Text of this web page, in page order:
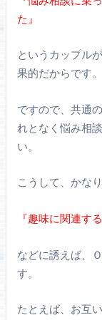
た』
というカップル
果的だからです。
ですので、共通
れとなく悩み相
い。
こうして、かな
『趣味に関連す
などに誘えば、
す。
たとえば、お互